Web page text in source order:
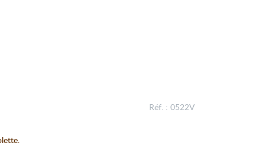
Réf. : 0522V